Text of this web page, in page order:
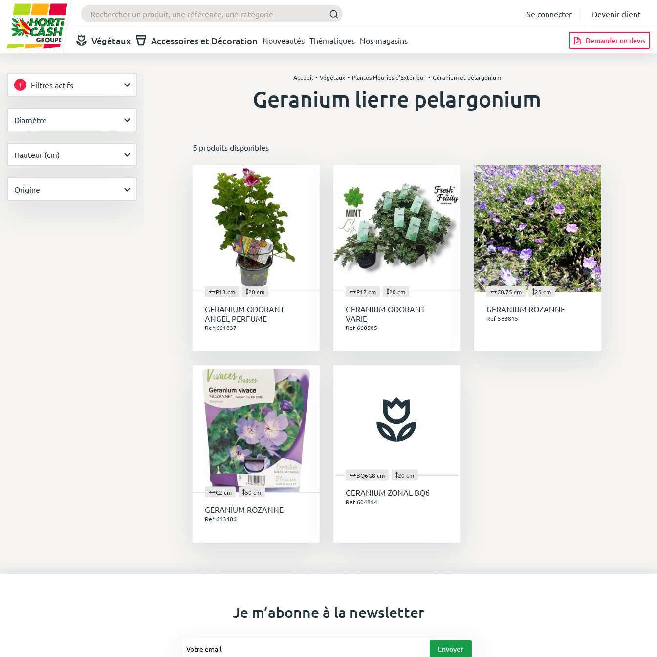
Se connecter Devenir client
Végétaux Accessoires et Décoration Nouveautés Thématiques Nos magasins Demander un devis
1 Filtres actifs
Diamètre
Hauteur (cm)
Origine
Accueil Végétaux Plantes Fleuries d'Extérieur Géranium et pélargonium
Geranium lierre pelargonium
5 produits disponibles
P13 cm 20 cm
GERANIUM ODORANT
ANGEL PERFUME
Ref 661837
P12 cm 20 cm
GERANIUM ODORANT
VARIE
Ref 660585
C0.75 cm 25 cm
GERANIUM ROZANNE
Ref 583815
C2 cm 50 cm
GERANIUM ROZANNE
Ref 613486
BQ6G8 cm 20 cm
GERANIUM ZONAL BQ6
Ref 604814
Je m’abonne à la newsletter